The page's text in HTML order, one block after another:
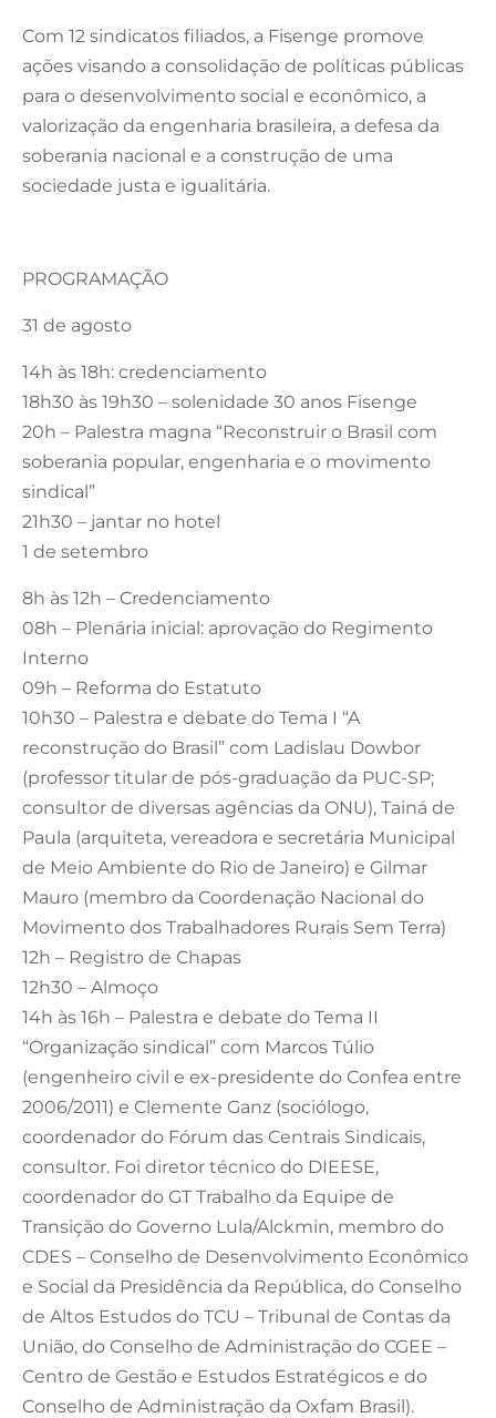
Com 12 sindicatos filiados, a Fisenge promove
ações visando a consolidação de políticas públicas
para o desenvolvimento social e econômico, a
valorização da engenharia brasileira, a defesa da
soberania nacional e a construção de uma
sociedade justa e igualitária.
PROGRAMAÇÃO
31 de agosto
14h às 18h: credenciamento
18h30 às 19h30 – solenidade 30 anos Fisenge
20h – Palestra magna “Reconstruir o Brasil com
soberania popular, engenharia e o movimento
sindical”
21h30 – jantar no hotel
1 de setembro
8h às 12h – Credenciamento
08h – Plenária inicial: aprovação do Regimento
Interno
09h – Reforma do Estatuto
10h30 – Palestra e debate do Tema I “A
reconstrução do Brasil” com Ladislau Dowbor
(professor titular de pós-graduação da PUC-SP;
consultor de diversas agências da ONU), Tainá de
Paula (arquiteta, vereadora e secretária Municipal
de Meio Ambiente do Rio de Janeiro) e Gilmar
Mauro (membro da Coordenação Nacional do
Movimento dos Trabalhadores Rurais Sem Terra)
12h – Registro de Chapas
12h30 – Almoço
14h às 16h – Palestra e debate do Tema II
“Organização sindical” com Marcos Túlio
(engenheiro civil e ex-presidente do Confea entre
2006/2011) e Clemente Ganz (sociólogo,
coordenador do Fórum das Centrais Sindicais,
consultor. Foi diretor técnico do DIEESE,
coordenador do GT Trabalho da Equipe de
Transição do Governo Lula/Alckmin, membro do
CDES – Conselho de Desenvolvimento Econômico
e Social da Presidência da República, do Conselho
de Altos Estudos do TCU – Tribunal de Contas da
União, do Conselho de Administração do CGEE –
Centro de Gestão e Estudos Estratégicos e do
Conselho de Administração da Oxfam Brasil).